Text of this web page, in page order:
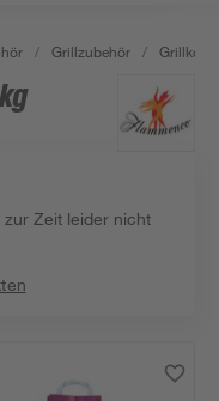
/ Grillzubehör /
Zeit leider nicht